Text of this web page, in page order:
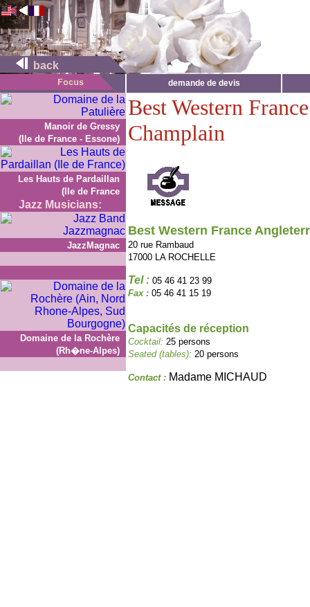
back
demande de devis
Manoir de Gressy
(Ile de France - Essone)
Les Hauts de Pardaillan
(Ile de France
Jazz Musicians:
JazzMagnac
Domaine de la Rochère
(Rh�ne-Alpes)
Best Western
Champlain
Best Western France
20 rue Rambaud
17000 LA ROCHELLE
Tel : 05 46 41 23 99
Fax : 05 46 41 15 19
Capacités de réception
Cocktail: 25 persons
Seated (tables): 20 persons
Contact : Madame MICHAUD